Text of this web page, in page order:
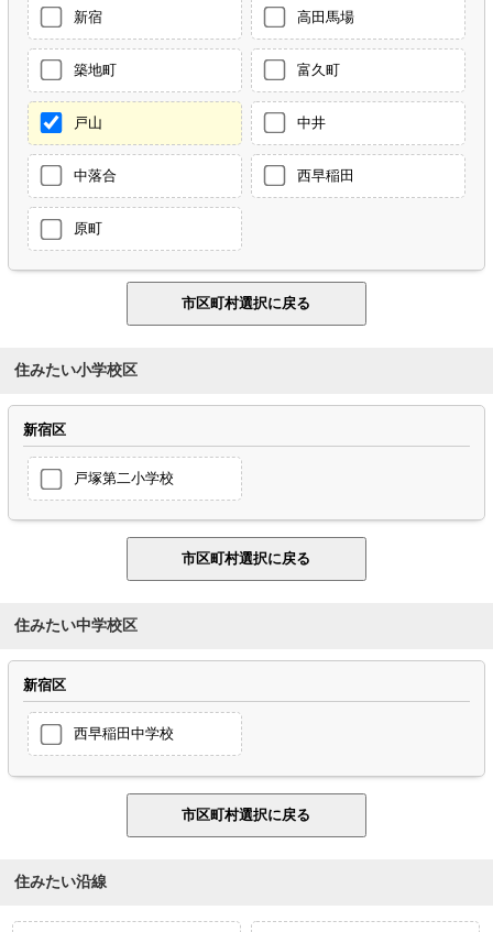
新宿 高田馬場
築地町 富久町
戸山 中井
中落合 西早稲田
原町
住みたい小学校区
新宿区
戸塚第二小学校
住みたい中学校区
新宿区
西早稲田中学校
住みたい沿線